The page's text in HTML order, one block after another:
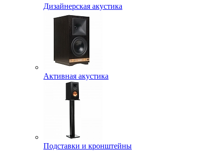
Дизайнерская акустика
Активная акустика
Подставки и кронштейны